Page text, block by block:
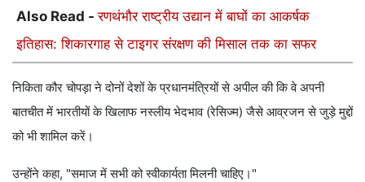
Also Read -रणथंभौर राष्ट्रीय उद्यान में बाघों का आकर्षक
इतिहास: शिकारगाह से टाइगर संरक्षण की मिसाल तक का सफर
निकिता कौर चोपड़ा ने दोनों देशों के प्रधानमंत्रियों से अपील की कि वे अपनी
बातचीत में भारतीयों के खिलाफ नस्लीय भेदभाव (रेसिज्म) जैसे आव्रजन से जुड़े मुद्दों
को भी शामिल करें।
उन्होंने कहा, "समाज में सभी को स्वीकार्यता मिलनी चाहिए।"